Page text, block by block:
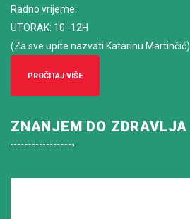
Radno vrijeme:
UTORAK: 10 -12H
(Za sve upite nazvati Katarinu Martinčić)
PROČITAJ VIŠE
ZNANJEM DO ZDRAVLJA